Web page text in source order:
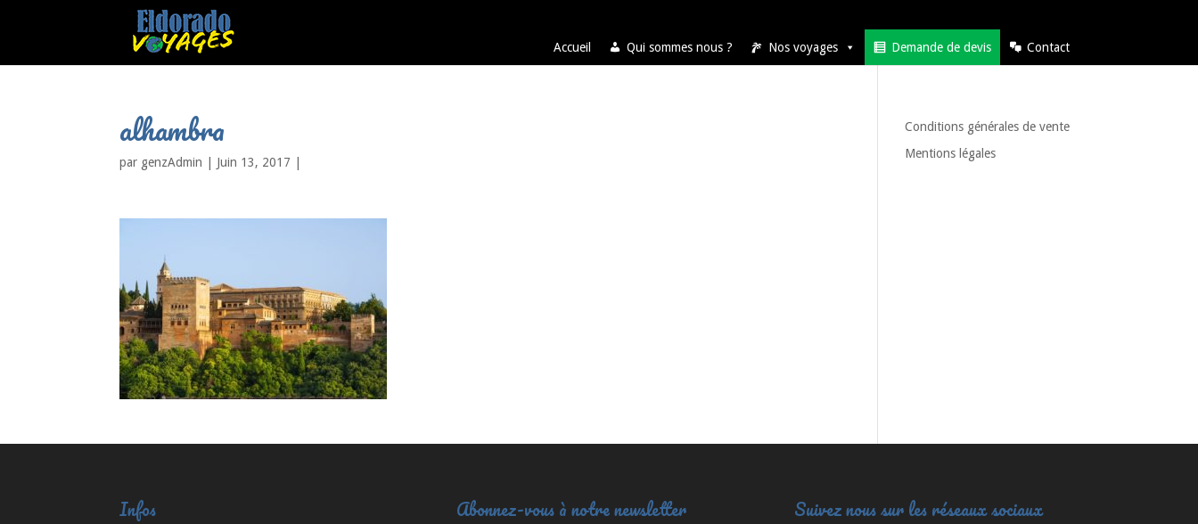
Accueil Qui sommes nous ? Nos voyages Demande de devis Contact
alhambra
par genzAdmin Juin 13, 2017
Conditions générales de vente
Mentions légales
Infos Abonnez-vous à notre newsletter Suivez nous sur les réseaux sociaux